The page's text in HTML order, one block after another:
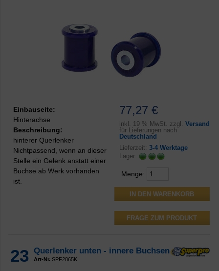
77,27 €
inkl. 19 % MwSt. zzgl. Versand
für Lieferungen nach
Deutschland
Lieferzeit: 3-4 Werktage
Lager:
Menge:
FRAGE ZUM PRODUKT
Einbauseite:
Hinterachse
Beschreibung:
hinterer Querlenker
Nichtpassend, wenn an dieser
Stelle ein Gelenk anstatt einer
Buchse ab Werk vorhanden
ist.
23 Querlenker unten - innere Buchsen
Art-Nr. SPF2865K